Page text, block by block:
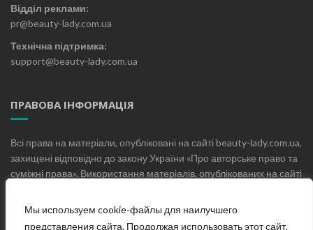
Мы используем cookie-файлы для наилучшего
представления сайта. Продолжая использовать этот сайт,
Відділ реклами:
pr@beauty-lady.com.ua
Технічна підтримка:
support@beauty-lady.com.ua
ПРАВОВА ІНФОРМАЦІЯ
Всі права на матеріали, опубліковані на сайті beauty-lady.com.ua,
захищені відповідно до закону України «Про авторське право та
суміжні права». Використання матеріалів, опублікованих на сайті
допускається.